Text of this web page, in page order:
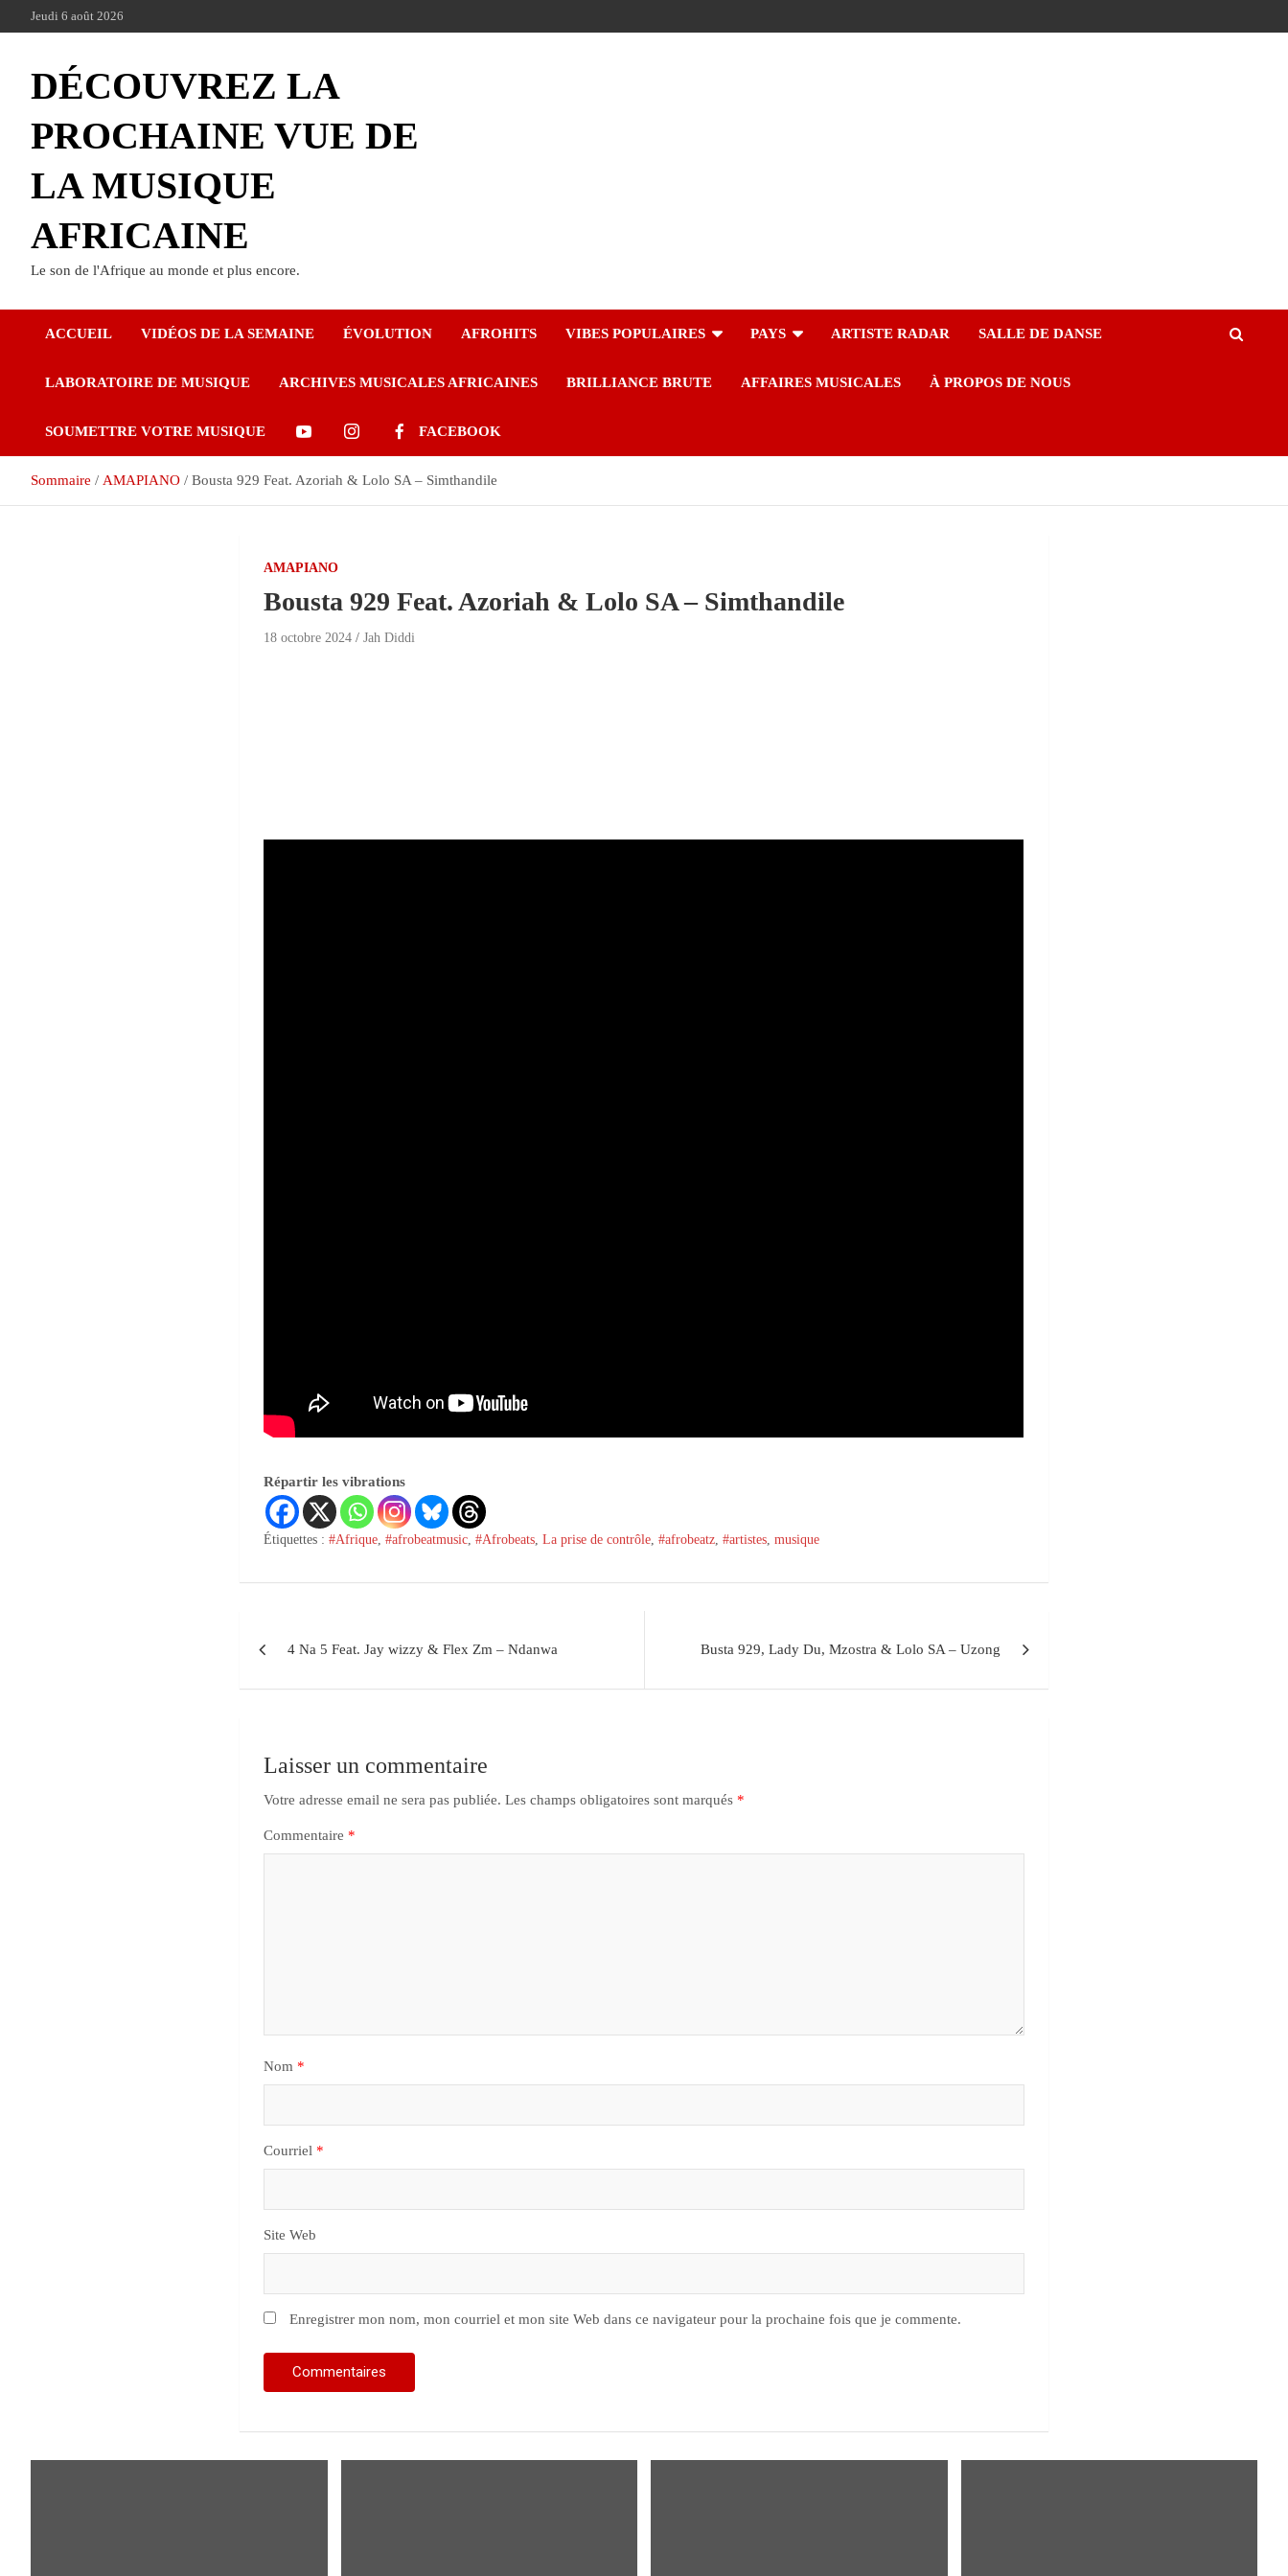
Jeudi 6 août 2026
DÉCOUVREZ LA
PROCHAINE VUE DE
LA MUSIQUE
AFRICAINE
Le son de l'Afrique au monde et plus encore.
ACCUEIL VIDÉOS DE LA SEMAINE ÉVOLUTION AFROHITS VIBES POPULAIRES PAYS ARTISTE RADAR SALLE DE DANSE
LABORATOIRE DE MUSIQUE ARCHIVES MUSICALES AFRICAINES BRILLIANCE BRUTE AFFAIRES MUSICALES À PROPOS DE NOUS
SOUMETTRE VOTRE MUSIQUE FACEBOOK
Sommaire AMAPIANO Bousta 929 Feat. Azoriah & Lolo SA – Simthandile
AMAPIANO
Bousta 929 Feat. Azoriah & Lolo SA – Simthandile
18 octobre 2024 Jah Diddi
Répartir les vibrations
Étiquettes : #Afrique,#afrobeatmusic,#Afrobeats,La prise de contrôle,#afrobeatz,#artistes,musique
4 Na 5 Feat. Jay wizzy & Flex Zm – Ndanwa Busta 929, Lady Du, Mzostra & Lolo SA – Uzong
Laisser un commentaire
Votre adresse email ne sera pas publiée. Les champs obligatoires sont marqués *
Commentaire *
Nom *
Courriel *
Site Web
Enregistrer mon nom, mon courriel et mon site Web dans ce navigateur pour la prochaine fois que je commente.